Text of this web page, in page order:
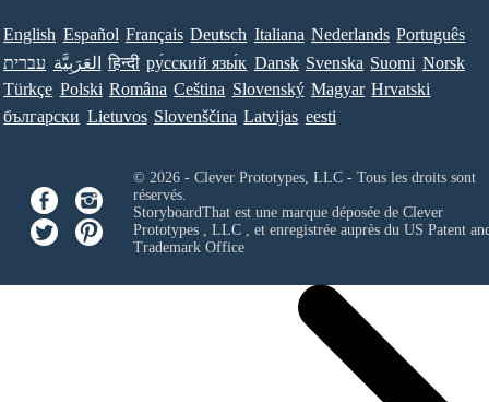
English Español Français Deutsch Italiana Nederlands Português
עברית العَرَبِيَّة हिन्दी ру́сский язы́к Dansk Svenska Suomi Norsk
Türkçe Polski Româna Ceština Slovenský Magyar Hrvatski
български Lietuvos Slovenščina Latvijas eesti
© 2026 - Clever Prototypes, LLC - Tous les droits sont
réservés.
StoryboardThat est une marque déposée de Clever
Prototypes , LLC, et enregistrée auprès du US Patent
Trademark Office